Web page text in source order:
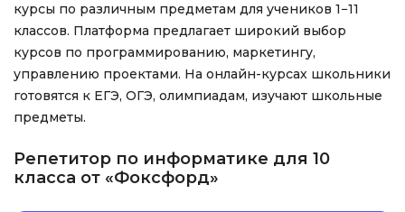
курсы по различным предметам для учеников 1−11
классов. Платформа предлагает широкий выбор
курсов по программированию, маркетингу,
управлению проектами. На онлайн-курсах школьники
готовятся к ЕГЭ, ОГЭ, олимпиадам, изучают школьные
предметы.
Репетитор по информатике для 10
класса от «Фоксфорд»